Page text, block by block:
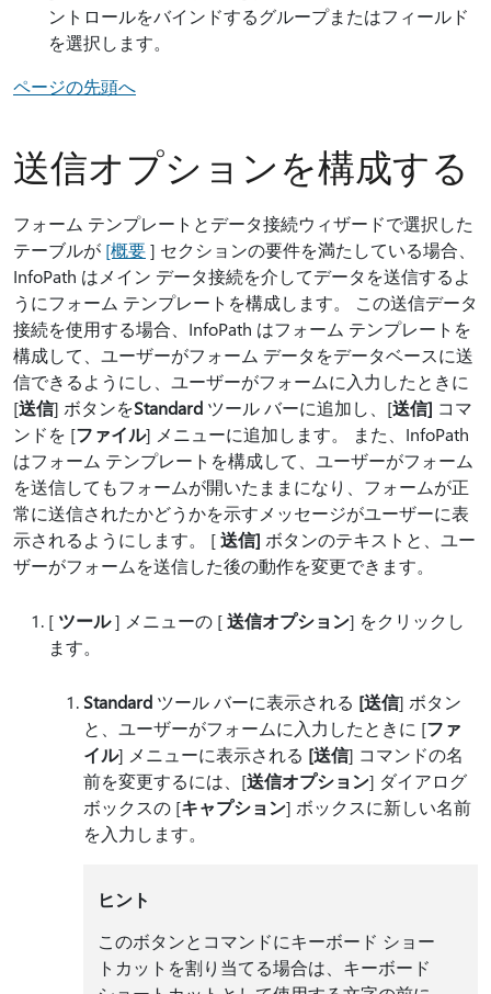
ントロールをバインドするグループまたはフィールド
を選択します。
ページの先頭へ
送信オプションを構成する
フォーム テンプレートとデータ接続ウィザードで選択した
テーブルが [概要] セクションの要件を満たしている場合、
InfoPath はメイン データ接続を介してデータを送信するよ
うにフォーム テンプレートを構成します。 この送信データ
接続を使用する場合、InfoPath はフォーム テンプレートを
構成して、ユーザーがフォーム データをデータベースに送
信できるようにし、ユーザーがフォームに入力したときに
[送信] ボタンをStandard ツール バーに追加し、[送信] コマ
ンドを [ファイル] メニューに追加します。 また、InfoPath
はフォーム テンプレートを構成して、ユーザーがフォーム
を送信してもフォームが開いたままになり、フォームが正
常に送信されたかどうかを示すメッセージがユーザーに表
示されるようにします。 [送信] ボタンのテキストと、ユー
ザーがフォームを送信した後の動作を変更できます。
[ ツール] メニューの [送信オプション] をクリックし
ます。
Standard ツール バーに表示される [送信] ボタン
と、ユーザーがフォームに入力したときに [ファ
イル] メニューに表示される [送信] コマンドの名
前を変更するには、[送信オプション] ダイアログ
ボックスの [キャプション] ボックスに新しい名前
を入力します。
ヒント
このボタンとコマンドにキーボード ショー
トカットを割り当てる場合は、キーボード